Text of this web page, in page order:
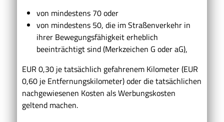
von mindestens 70 oder
von mindestens 50, die im Straßenverkehr in
ihrer Bewegungsfähigkeit erheblich
beeinträchtigt sind (Merkzeichen G oder aG),
EUR 0,30 je tatsächlich gefahrenem Kilometer (EUR
0,60 je Entfernungskilometer) oder die tatsächlichen
nachgewiesenen Kosten als Werbungskosten
geltend machen.